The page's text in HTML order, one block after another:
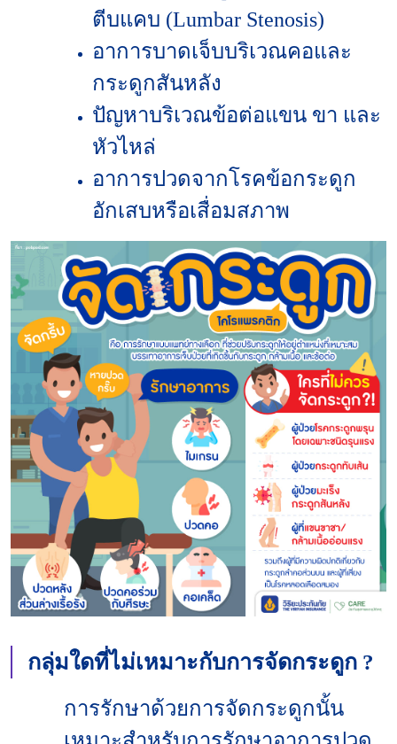
ตีบแคบ (Lumbar Stenosis)
อาการบาดเจ็บบริเวณคอและ
กระดูกสันหลัง
ปัญหาบริเวณข้อต่อแขน ขา และ
หัวไหล่
อาการปวดจากโรคข้อกระดูก
อักเสบหรือเสื่อมสภาพ
กลุ่มใดที่ไม่เหมาะกับการจัดกระดูก ?
การรักษาด้วยการจัดกระดูกนั้น